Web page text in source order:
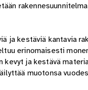
ja kestäviä kantavia
erinomaisesti
kevyt ja kestävä
muotonsa